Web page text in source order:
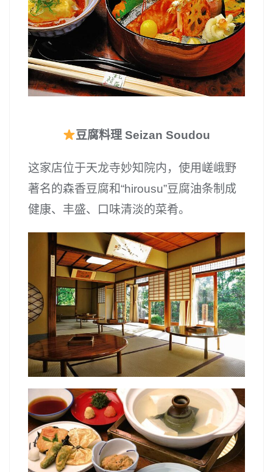
豆腐料理 Seizan Soudou
这家店位于天龙寺妙知院内，使用嵯峨野
著名的森香豆腐和“hirousu”豆腐油条制成
健康、丰盛、口味清淡的菜肴。